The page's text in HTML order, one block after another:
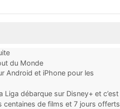
du Monde
Android et iPhone pour les
débarque sur Disney+ et c’est
centaines de films et 7 jours offerts